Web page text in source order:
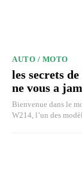
AUTO / MOTO
les secrets
ne vous a
Bienvenue dans le
W214, l’un des